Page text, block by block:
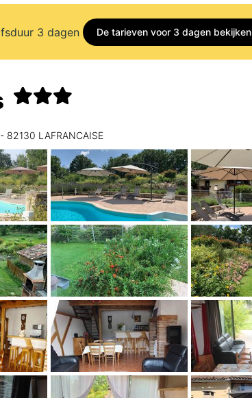
3 dagen De tarieven voor 3 dagen bekijken
82130 LAFRANCAISE